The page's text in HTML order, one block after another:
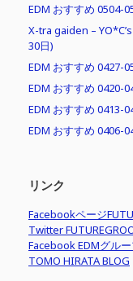
EDM おすすめ 0504-
X-tra gaiden –
30日)
EDM おすすめ 0427-
EDM おすすめ 0420-
EDM おすすめ 0413-
EDM おすすめ 0406-
リンク
Facebookページ
Twitter
Facebook EDMグル
TOMO HIRATA BLOG